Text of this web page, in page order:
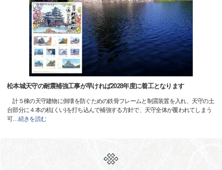
松本城天守の耐震補強工事が早ければ2028年度に着工となります
計５棟の天守建物に倒壊を防ぐための鉄骨フレームと制震装置を入れ、天守の土
台部分に４本の杭(くい)を打ち込んで補強する方針で、天守全体が覆われてしまう
可…続きを読む